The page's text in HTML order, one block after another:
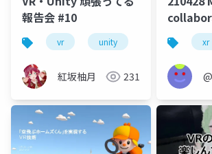
報告会 #10
vr unity
紅坂柚月 231
local
through
xr